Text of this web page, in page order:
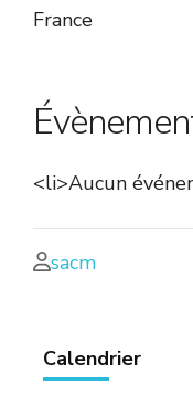
France
<li>Aucun
sacm
Calendrier